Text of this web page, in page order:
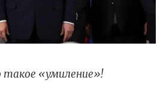
«умиление»!